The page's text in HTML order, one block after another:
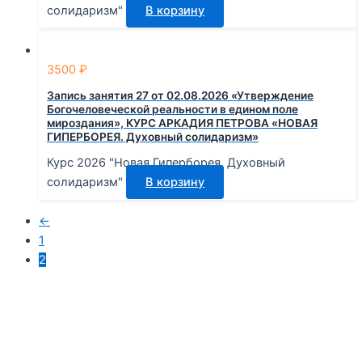
солидаризм"
В корзину
3500 ₽
Запись занятия 27 от 02.08.2026 «Утверждение
Богочеловеческой реальности в едином поле
мироздания», КУРС АРКАДИЯ ПЕТРОВА «НОВАЯ
ГИПЕРБОРЕЯ. Духовный солидаризм»
Курс 2026 "Новая Гиперборея. Духовный
солидаризм"
В корзину
←
1
2